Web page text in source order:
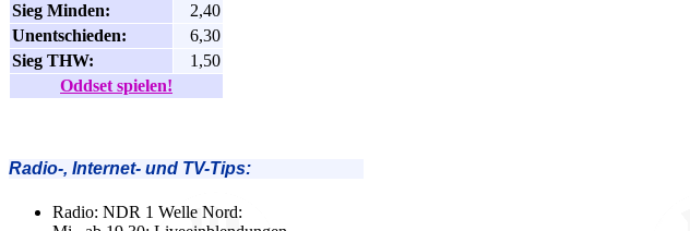
Sieg Minden:
2,40
Unentschieden:
6,30
Sieg THW:
1,50
Oddset spielen!
Radio-, Internet- und TV-Tips:
Radio: NDR 1 Welle Nord: